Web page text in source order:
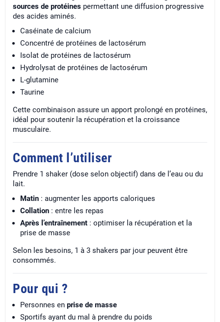
sources de protéines permettant une diffusion progressive
des acides aminés.
Caséinate de calcium
Concentré de protéines de lactosérum
Isolat de protéines de lactosérum
Hydrolysat de protéines de lactosérum
L-glutamine
Taurine
Cette combinaison assure un apport prolongé en protéines,
idéal pour soutenir la récupération et la croissance
musculaire.
Comment l’utiliser
Prendre 1 shaker (dose selon objectif) dans de l’eau ou du
lait.
Matin : augmenter les apports caloriques
Collation : entre les repas
Après l’entraînement : optimiser la récupération et la
prise de masse
Selon les besoins, 1 à 3 shakers par jour peuvent être
consommés.
Pour qui ?
Personnes en prise de masse
Sportifs ayant du mal à prendre du poids